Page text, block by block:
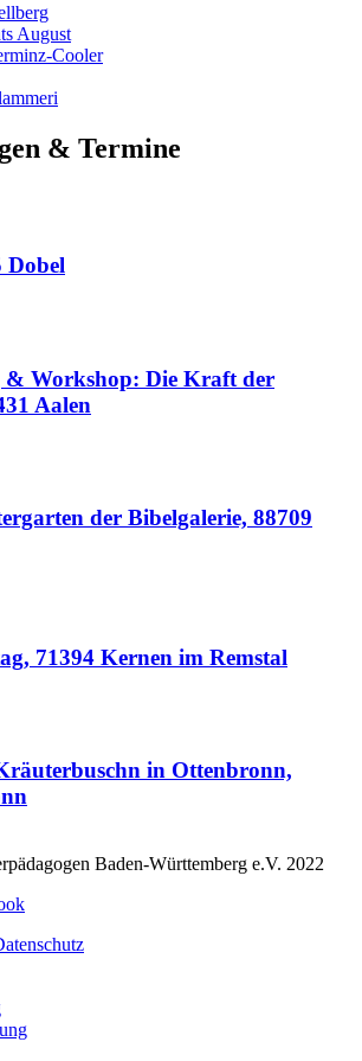
August
Cooler
& Termine
Dobel
Workshop: Die Kraft der
Aalen
der Bibelgalerie, 88709
71394 Kernen im Remstal
in Ottenbronn,
Baden-Württemberg e.V. 2022